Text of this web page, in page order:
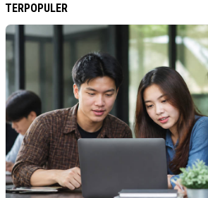
TERPOPULER